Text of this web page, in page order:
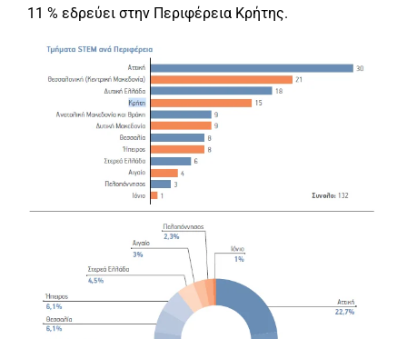
11 % εδρεύει στην Περιφέρεια Κρήτης.